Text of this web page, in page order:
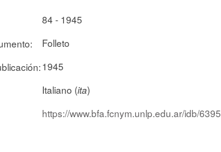
84 - 1945
Folleto
1945
Italiano (ita)
https://www.bfa.fcnym.unlp.edu.ar/idb/6395